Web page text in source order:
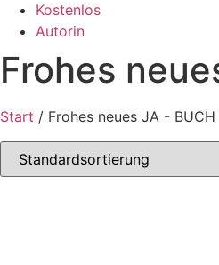
Kostenlos
Autorin
Frohes
Start / Frohes neues JA - BUCH